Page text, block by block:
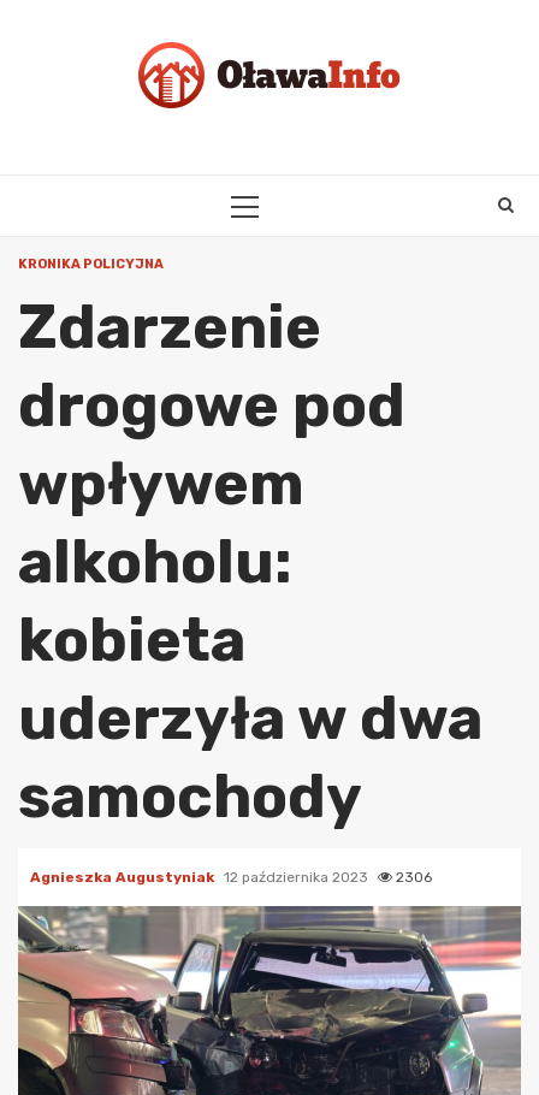
PRIMARY
KRONIKA POLICYJNA
Zdarzenie
drogowe pod
wpływem
alkoholu:
kobieta
uderzyła w dwa
samochody
Agnieszka Augustyniak 12 października 2023 2306